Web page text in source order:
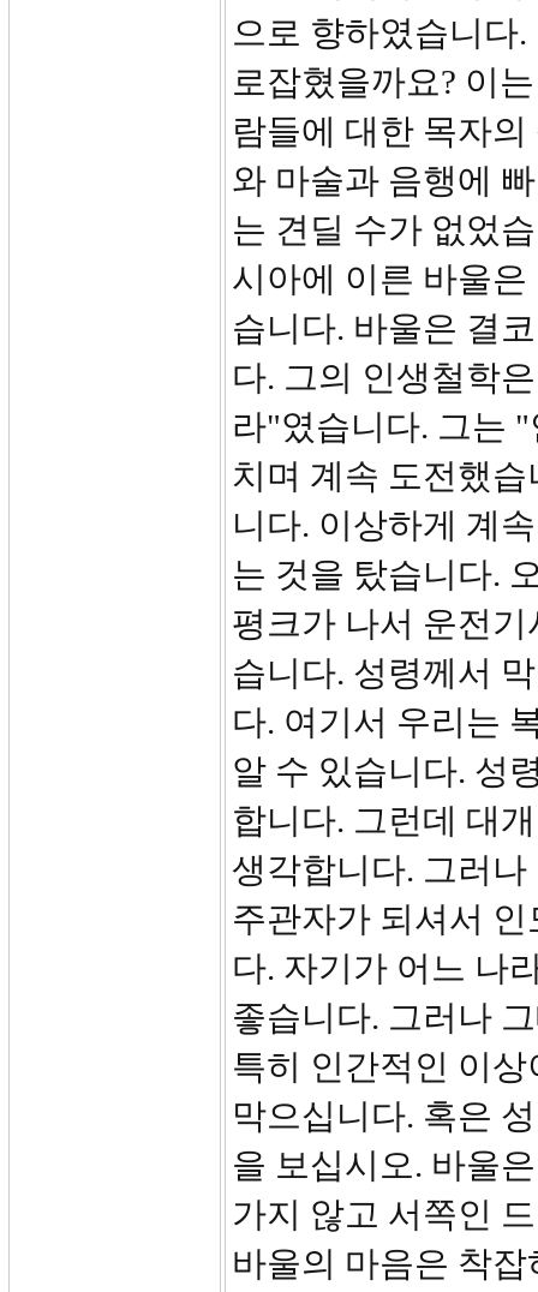
으로 향하였습니다
로잡혔을까요? 이
람들에 대한 목자
와 마술과 음행에
는 견딜 수가 없었
시아에 이른 바울
습니다. 바울은 결
다. 그의 인생철학
라"였습니다. 그는
치며 계속 도전했
니다. 이상하게 계
는 것을 탔습니다.
평크가 나서 운전
습니다. 성령께서
다. 여기서 우리는
알 수 있습니다. 성
합니다. 그런데 대
생각합니다. 그러
주관자가 되셔서
다. 자기가 어느 나
좋습니다. 그러나
특히 인간적인 이
막으십니다. 혹은
을 보십시오. 바울
가지 않고 서쪽인
바울의 마음은 착